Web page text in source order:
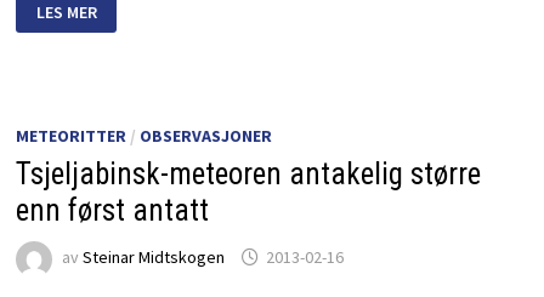
SYNLIG
I
LES MER
METEORITTER/ OBSERVASJONER
Tsjeljabinsk-meteoren antakelig større
enn først antatt
av Steinar Midtskogen 2013-02-16